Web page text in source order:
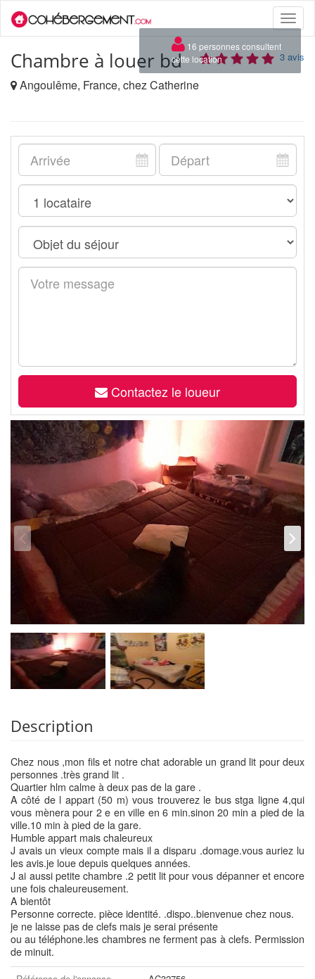
Toggle
Chambre à louer bd
Angoulême, France, chez Catherine
3 avis
Contactez le loueur
Description
Chez nous ,mon fils et notre chat adorable un grand lit pour deux
personnes .très grand lit .
Quartier hlm calme à deux pas de la gare .
A côté de l appart (50 m) vous trouverez le bus stga ligne 4,qui
vous mènera pour 2 e en ville en 6 min.sinon 20 min a pied de la
ville.10 min à pied de la gare.
Humble appart mais chaleureux
J avais un vieux compte mais il a disparu .domage.vous auriez lu
les avis.je loue depuis quelques années.
J ai aussi petite chambre .2 petit lit pour vous dépanner et encore
une fois chaleureusement.
A bientôt
Personne correcte. pièce identité. .dispo..bienvenue chez nous.
je ne laisse pas de clefs mais je serai présente
ou au téléphone.les chambres ne ferment pas à clefs. Permission
de minuit.
×
16 personnes consultent
cette location